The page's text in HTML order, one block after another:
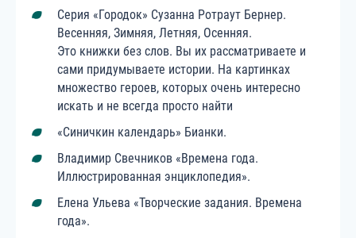
Серия «Городок» Сузанна Ротраут Бернер.
Весенняя, Зимняя, Летняя, Осенняя.
Это книжки без слов. Вы их рассматриваете и
сами придумываете истории. На картинках
множество героев, которых очень интересно
искать и не всегда просто найти
«Синичкин календарь» Бианки.
Владимир Свечников «Времена года.
Иллюстрированная энциклопедия».
Елена Ульева «Творческие задания. Времена
года».